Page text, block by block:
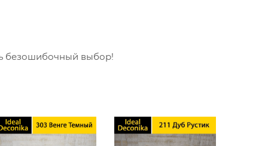
безошибочный выбор!